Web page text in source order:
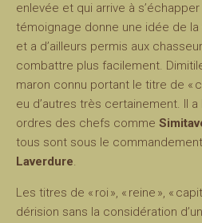
enlevée et qui arrive à
témoignage donne une idée de
et a d’ailleurs permis aux
combattre plus facilement.
maron connu portant le titre de «
eu d’autres très certainement. Il
ordres des chefs comme
tous sont sous le
Laverdure.
Les titres de « roi », « reine », «
dérision sans la considération